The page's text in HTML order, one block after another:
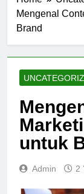
Mengenal
Brand
untuk
Admin 2